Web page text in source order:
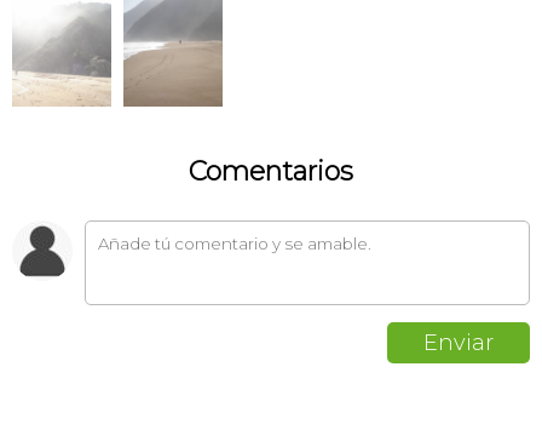
Comentarios